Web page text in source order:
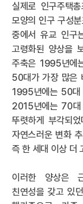
실제로 인구주택
모양의 인구 구성
중에서 유교 인구
고령화된 양상을
주축은 1995년에
50대가 가장 많은
1995년에는 50대
2015년에는 70대
뚜렷하게 부각되
자연스러운 변화
즉 한 세대 이상 더
이러한 양상은
친연성을 갖고 있